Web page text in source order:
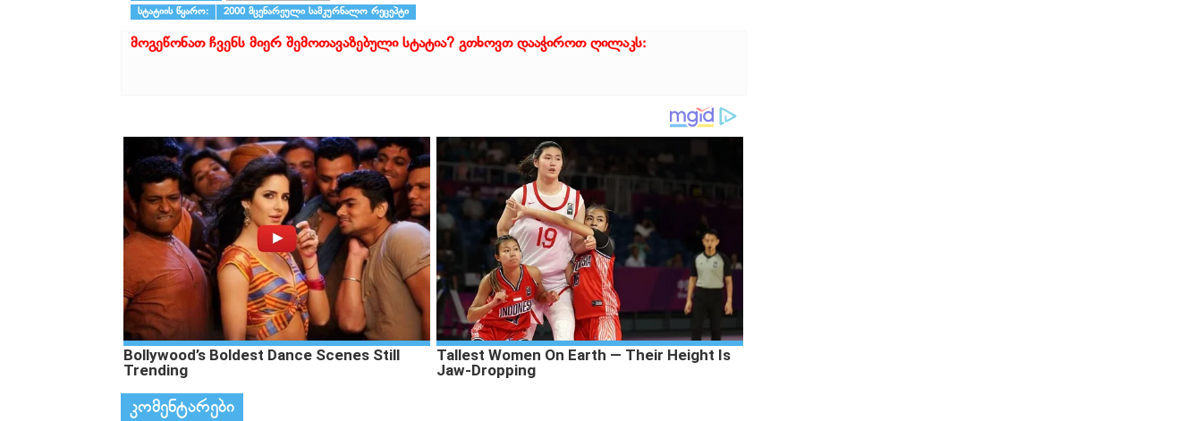
სტატიის წყარო:
2000 მცენარეული სამკურნალო რეცეპტი
მოგეწონათ ჩვენს მიერ შემოთავაზებული სტატია? გთხოვთ დააჭიროთ ღილაკს:
კომენტარები